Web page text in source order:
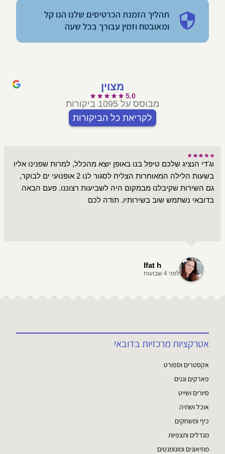
תהליך הזמנת הכרטיסים שלנו הנו קל
ומאובטח וזמין עבורך בכל שעה
מצוין
5.0
מבוסס על 1095 ביקורות
לקריאת כל הביקורות
וג'די הנציג שלכם טיפל בנו באופן יוצא מהכלל, למרות שפנינו אליו
בשעות הלילה המאוחרות הצליח לסגור לנו 2 אופנועי ים לבוקר,
גם השירות שקיבלנו מבמקום היה לשביעות רצוננו. פעם הבאה
בדובאי נשתמש שוב בשירותיו. תודה לכם
Ifat h
לפני 4 שבועות
אטרקציות מרכזיות בדובאי
אקסטרים וספורט
פארקים וגנים
סיורים ושייט
אוכל ושתיה
כיף ומשחקים
מגדלים ותצפיות
מוזיאונים ומונומנטים